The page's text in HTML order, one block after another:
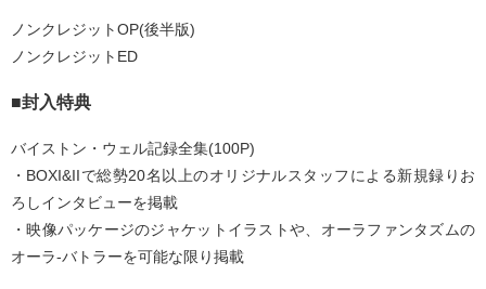
ノンクレジットOP(後半版)
ノンクレジットED
■封入特典
バイストン・ウェル記録全集(100P)
・BOXI&IIで総勢20名以上のオリジナルスタッフによる新規録りお
ろしインタビューを掲載
・映像パッケージのジャケットイラストや、オーラファンタズムの
オーラ-バトラーを可能な限り掲載